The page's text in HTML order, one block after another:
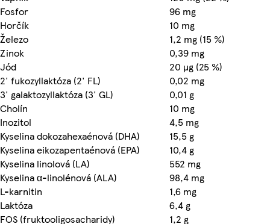
Fosfor
96 mg
Horčík
10 mg
Železo
1,2 mg (15 %)
Zinok
0,39 mg
Jód
20 µg (25 %)
2' fukozyllaktóza (2' FL)
0,02 mg
3' galaktozyllaktóza (3' GL)
0,01 g
Cholín
10 mg
Inozitol
4,5 mg
Kyselina dokozahexaénová (DHA)
15,5 g
Kyselina eikozapentaénová (EPA)
10,4 g
Kyselina linolová (LA)
552 mg
Kyselina α-linolénová (ALA)
98,4 mg
L-karnitin
1,6 mg
Laktóza
6,4 g
FOS (fruktooligosacharidy)
1,2 g